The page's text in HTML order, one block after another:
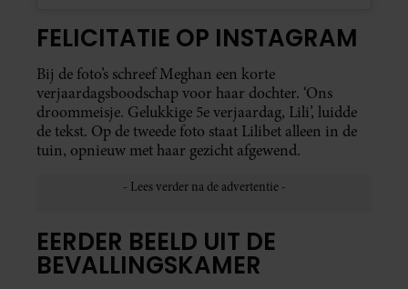
FELICITATIE OP INSTAGRAM
Bij de foto’s schreef Meghan een korte
verjaardagsboodschap voor haar dochter. ‘Ons
droommeisje. Gelukkige 5e verjaardag, Lili’, luidde
de tekst. Op de tweede foto staat Lilibet alleen in de
tuin, opnieuw met haar gezicht afgewend.
EERDER BEELD UIT DE
BEVALLINGSKAMER